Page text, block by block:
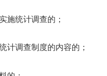
统计调查的；
调查制度的内容的；